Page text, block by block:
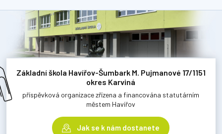
Základní škola Havířov-Šumbark M. Pujmanové 17/1151
okres Karviná
příspěvková organizace zřízena a financována statutárním
městem Havířov
Jak se k nám dostanete